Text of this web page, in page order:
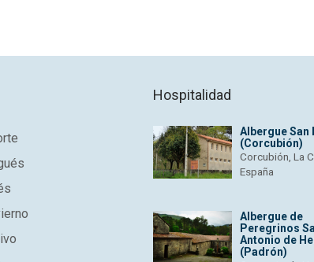
Hospitalidad
Albergue San
(Corcubión)
Corcubión, La
España
Albergue de
Peregrinos
Antonio de
(Padrón)